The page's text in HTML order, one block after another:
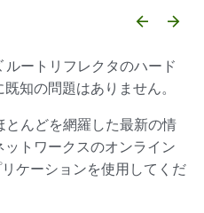
arrow_backward arrow_forward
ルートリフレクタのハード
知の問題はありません。
とんどを網羅した最新の情
トワークスのオンライン
ケーションを使用してくだ